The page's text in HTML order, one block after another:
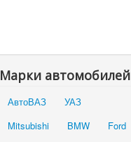
Марки автомобилей
АвтоВАЗ
УАЗ
Mitsubishi
BMW
Ford